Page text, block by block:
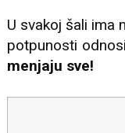
U svakoj šali ima
potpunosti
menjaju sve!